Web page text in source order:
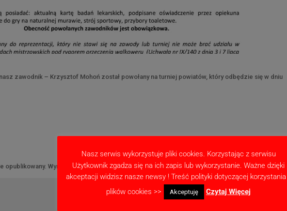
zawodnik – Krzysztof Mohoń został powołany na turniej powiatów, który odbędzie się w dniu
opublikowany. Wymagane pola są oznaczone*
Nasz serwis wykorzystuje pliki cookies. Korzystając z serwisu
Użytkownik zgadza się na ich zapis lub wykorzystanie. Ważne dzięki
akceptacji widzisz nasze newsy ! Treść polityki dotyczącej
plików cookies >>
Akceptuję Czytaj Więcej